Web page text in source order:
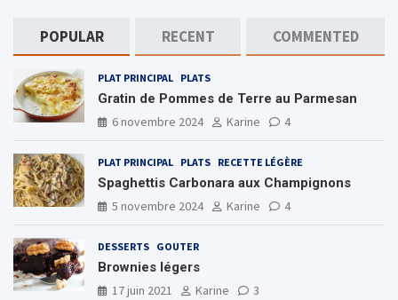
POPULAR RECENT COMMENTED
PLAT PRINCIPAL PLATS
Gratin de Pommes de Terre au Parmesan
6 novembre 2024
Karine 4
PLAT PRINCIPAL PLATS RECETTE LÉGÈRE
Spaghettis Carbonara aux Champignons
5 novembre 2024
Karine 4
DESSERTS GOUTER
Brownies légers
17 juin 2021
Karine 3